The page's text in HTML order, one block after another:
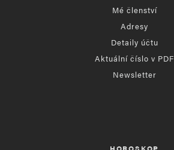
Mé členství
Adresy
Detaily účtu
Aktuální číslo v PDF
Newsletter